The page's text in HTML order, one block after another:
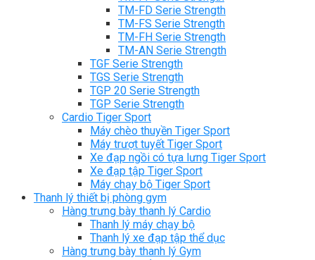
TM-FD Serie Strength
TM-FS Serie Strength
TM-FH Serie Strength
TM-AN Serie Strength
TGF Serie Strength
TGS Serie Strength
TGP 20 Serie Strength
TGP Serie Strength
Cardio Tiger Sport
Máy chèo thuyền Tiger Sport
Máy trượt tuyết Tiger Sport
Xe đạp ngồi có tựa lưng Tiger Sport
Xe đạp tập Tiger Sport
Máy chạy bộ Tiger Sport
Thanh lý thiết bị phòng gym
Hàng trưng bày thanh lý Cardio
Thanh lý máy chạy bộ
Thanh lý xe đạp tập thể dục
Hàng trưng bày thanh lý Gym